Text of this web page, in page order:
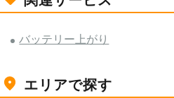
バッテリー上がり
エリアで探す